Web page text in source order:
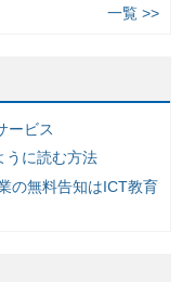
一覧 >>
ービス
うに読む方法
の無料告知はICT教育